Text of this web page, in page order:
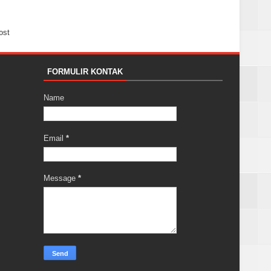
FORMULIR KONTAK
Name
Email *
Message *